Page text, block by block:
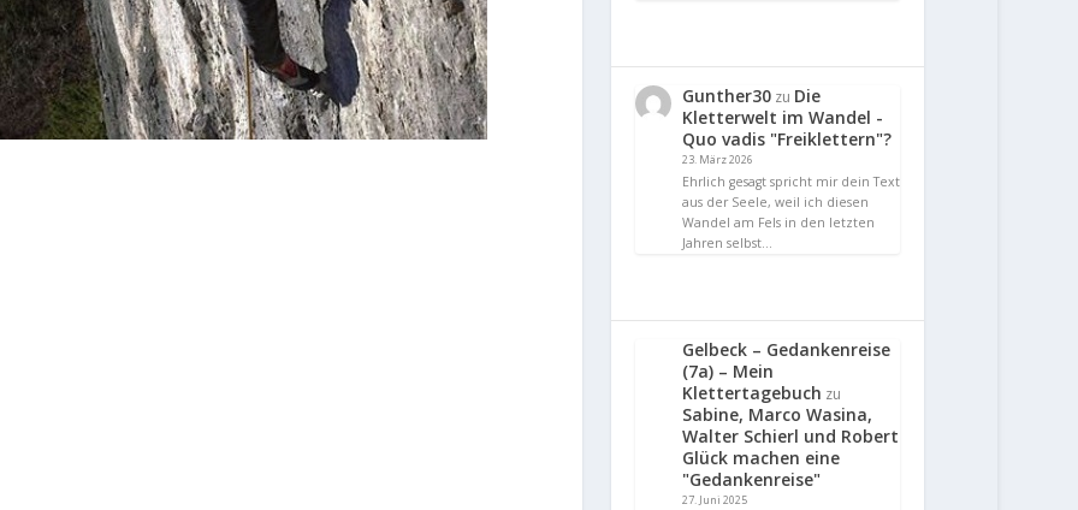
Gunther30 zu Die
Kletterwelt im Wandel -
Quo vadis "Freiklettern"?
23. März 2026
Ehrlich gesagt spricht mir dein Text
aus der Seele, weil ich diesen
Wandel am Fels in den letzten
Jahren selbst…
Gelbeck – Gedankenreise
(7a) – Mein
Klettertagebuch zu
Sabine, Marco Wasina,
Walter Schierl und Robert
Glück machen eine
"Gedankenreise"
27. Juni 2025